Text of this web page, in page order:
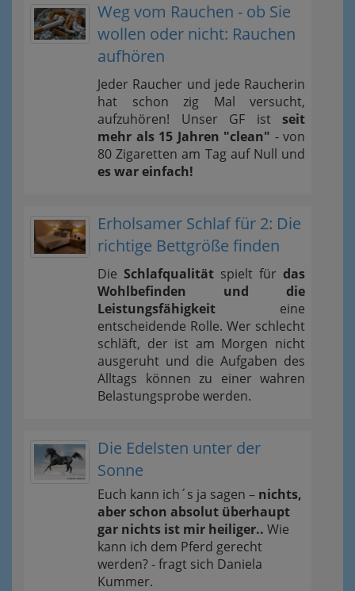
Weg vom Rauchen - ob Sie
wollen oder nicht: Rauchen
aufhören
Jeder Raucher und jede Raucherin
hat schon zig Mal versucht,
aufzuhören! Unser GF ist seit
mehr als 15 Jahren "clean" - von
80 Zigaretten am Tag auf Null und
es war einfach!
Erholsamer Schlaf für 2: Die
richtige Bettgröße finden
Die Schlafqualität spielt für das
Wohlbefinden und die
Leistungsfähigkeit eine
entscheidende Rolle. Wer schlecht
schläft, der ist am Morgen nicht
ausgeruht und die Aufgaben des
Alltags können zu einer wahren
Belastungsprobe werden.
Die Edelsten unter der
Sonne
Euch kann ich´s ja sagen – nichts,
aber schon absolut überhaupt
gar nichts ist mir heiliger.. Wie
kann ich dem Pferd gerecht
werden? - fragt sich Daniela
Kummer.